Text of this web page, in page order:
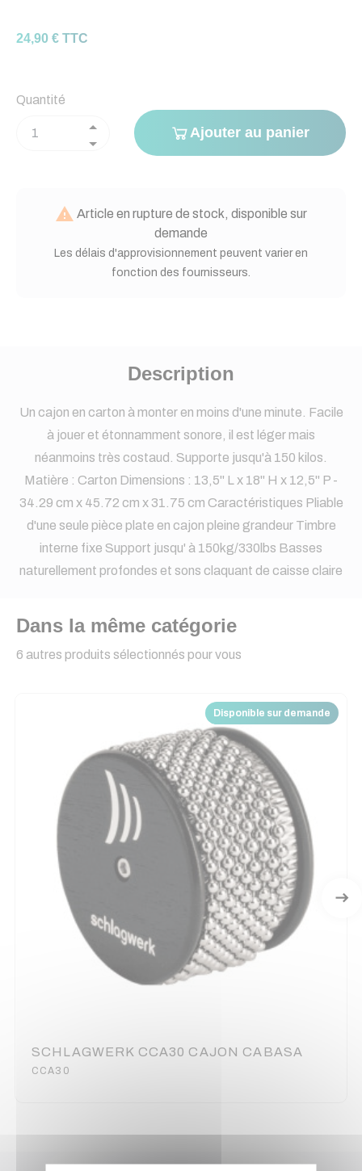
24,90 € TTC
Quantité
Ajouter au panier
 Article en rupture de stock, disponible sur
demande
Les délais d'approvisionnement peuvent varier en
fonction des fournisseurs.
Description
Un cajon en carton à monter en moins d'une minute. Facile
à jouer et étonnamment sonore, il est léger mais
néanmoins très costaud. Supporte jusqu'à 150 kilos.
Matière : Carton Dimensions : 13,5" L x 18" H x 12,5" P -
34.29 cm x 45.72 cm x 31.75 cm Caractéristiques Pliable
d'une seule pièce plate en cajon pleine grandeur Timbre
interne fixe Support jusqu' à 150kg/330lbs Basses
naturellement profondes et sons claquant de caisse claire
Dans la même catégorie
6 autres produits sélectionnés pour vous
Disponible sur demande
SCHLAGWERK CCA30 CAJON CABASA
CCA30